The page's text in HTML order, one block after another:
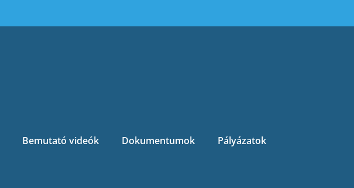
Bemutató videók Dokumentumok Pályázatok